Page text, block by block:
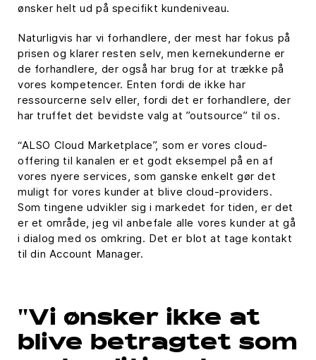
ønsker helt ud på specifikt kundeniveau.
Naturligvis har vi forhandlere, der mest har fokus på
prisen og klarer resten selv, men kernekunderne er
de forhandlere, der også har brug for at trække på
vores kompetencer. Enten fordi de ikke har
ressourcerne selv eller, fordi det er forhandlere, der
har truffet det bevidste valg at ”outsource” til os.
“ALSO Cloud Marketplace”, som er vores cloud-
offering til kanalen er et godt eksempel på en af
vores nyere services, som ganske enkelt gør det
muligt for vores kunder at blive cloud-providers.
Som tingene udvikler sig i markedet for tiden, er det
er et område, jeg vil anbefale alle vores kunder at gå
i dialog med os omkring. Det er blot at tage kontakt
til din Account Manager.
"Vi ønsker ikke at
blive betragtet som